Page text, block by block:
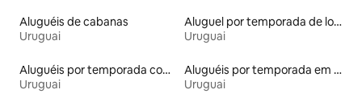
Aluguéis de cabanas
Uruguai
Aluguel por temporada de lofts
Uruguai
Aluguéis por temporada com suítes privativas
Uruguai
Aluguéis por temporada em albergue
Uruguai